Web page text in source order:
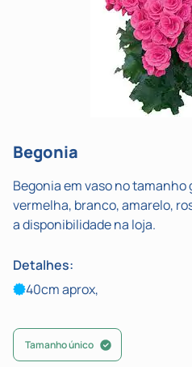
Begonia
Begonia em vaso no tamanho
vermelha, branco, amarelo,
a disponibilidade na loja.
Detalhes:
40cm aprox,
Tamanho único